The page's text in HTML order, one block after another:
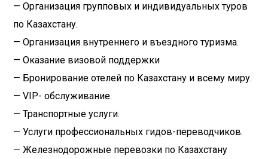
— Организация групповых и индивидуальных туров
по Казахстану.
— Организация внутреннего и въездного туризма.
— Оказание визовой поддержки
— Бронирование отелей по Казахстану и всему миру.
— VIP- обслуживание.
— Транспортные услуги.
— Услуги профессиональных гидов-переводчиков.
— Железнодорожные перевозки по Казахстану